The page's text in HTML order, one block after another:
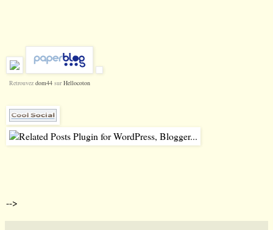
Retrouvez dom44 sur Hellocoton
-->